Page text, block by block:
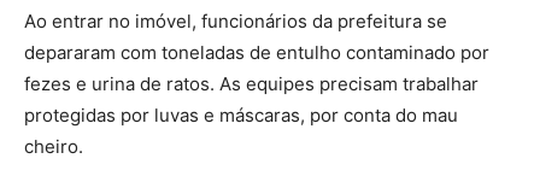
Ao entrar no imóvel, funcionários da prefeitura se
depararam com toneladas de entulho contaminado por
fezes e urina de ratos. As equipes precisam trabalhar
protegidas por luvas e máscaras, por conta do mau
cheiro.